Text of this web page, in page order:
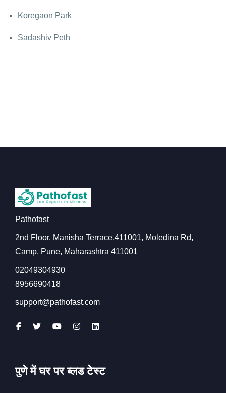
Koregaon Park
Sadashiv Peth
Pathofast
2nd Floor, Manisha Terrace,411001, Moledina Rd,
Camp, Pune, Maharashtra 411001
02049304930
8956690418
support@pathofast.com
पुणे में घर पर ब्लड टेस्ट